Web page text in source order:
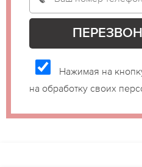
Нажимая на
на обработку своих